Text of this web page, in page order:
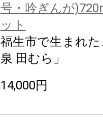
号・吟ぎんが
ット
福生市で生まれ
泉 田むら」
14,000円